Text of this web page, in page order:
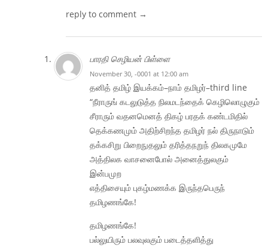
reply to comment →
பாரதி செழியன் பிள்ளை
November 30, -0001 at 12:00 am
தனித் தமிழ் இயக்கம்–நாம் தமிழர்–third line
“நீராருங் கடலுடுத்த நிலமடந்தைக் கெழிலொழுகும்
சீராரும் வதனமெனத் திகழ் பரதக் கண்டமிதில்
தெக்கணமும் அதிற்சிறந்த தமிழர் நல் திருநாடும்
தக்கசிறு பிறைநுதலும் தரித்தநறுந் திலகமுமே
அத்திலக வாசனைபோல் அனைத்துலகும்
இன்பமுற
எத்திசையும் புகழ்மணக்க இருந்தபெருந்
தமிழணங்கே!
தமிழணங்கே!
பல்லுயிரும் பலவுலகும் படைத்தளித்து